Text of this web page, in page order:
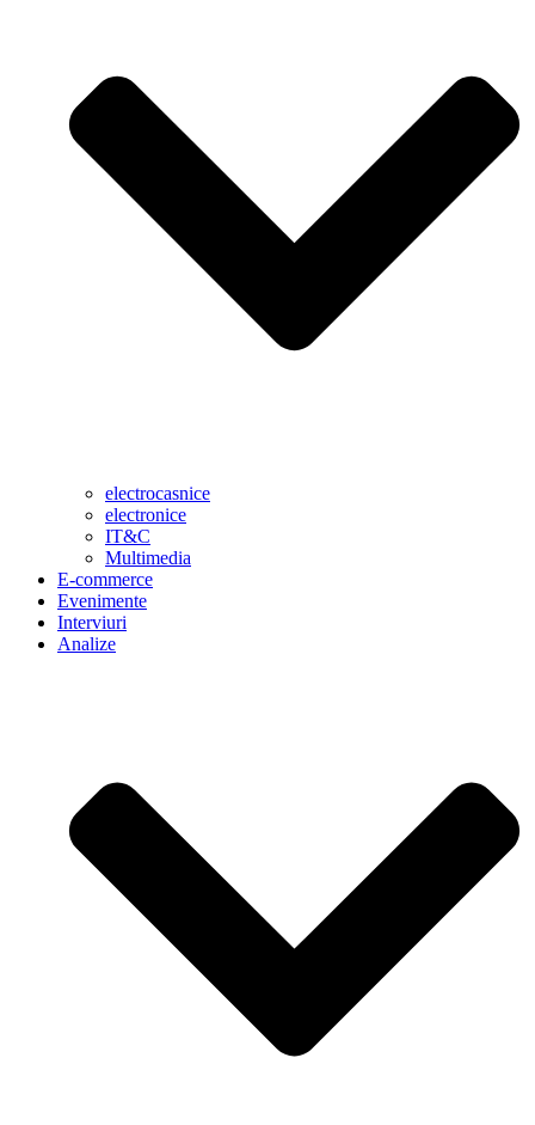
electrocasnice
electronice
IT&C
Multimedia
E-commerce
Evenimente
Interviuri
Analize